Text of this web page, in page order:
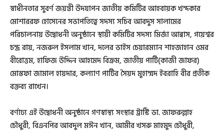
স্বাধীনতার সুবর্ণ জয়ন্তী উদযাপন জাতীয় কমিটির আহবায়ক খন্দকার
মোশাররফ হোসেনের সভাপতিত্বে সদস্য সচিব আবদুস সালামের
পরিচালনায় উদ্বোধনী অনুষ্ঠানে স্থায়ী কমিটির সদস্য মির্জা আব্বাস, গয়েশ্বর
চন্দ্র রায়, নজরুল ইসলাম খান, দলের ভাইস চেয়ারম্যান শাহজাহান ওমর
বীরোত্তম, হাফিজ উদ্দিন আহমেদ বিক্রম, জাতীয় পার্টি(কাজী জাফর)
মোস্তফা জামাল হায়দার, কল্যাণ পার্টির সৈয়দ মুহাম্মদ ইবরাহি বীর প্রতীক
বক্তব্য রাখেন।
বর্ণাঢ্য এই উদ্বোধনী অনুষ্ঠানে গণস্বাস্থ্য সংস্থার ট্রাস্টি ডা. জাফরুল্লাহ
চৌধুরী, বিএনপির আবদুল মঈন খান, আমীর খসরু মাহমুদ চৌধুরী,